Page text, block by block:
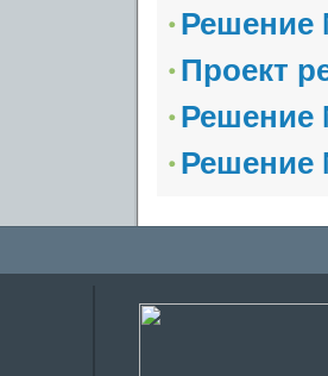
Решение
Проект
Решение
Решение